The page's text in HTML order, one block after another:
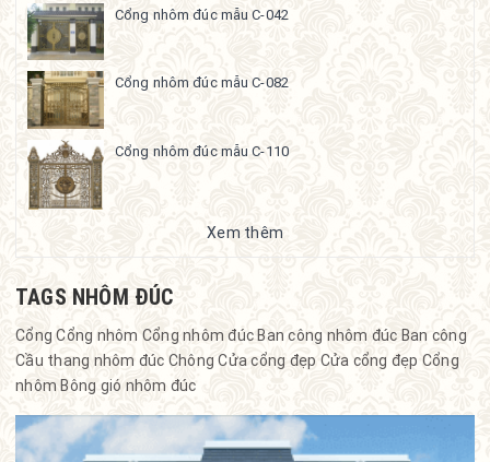
Cổng nhôm đúc mẫu C-042
Cổng nhôm đúc mẫu C-082
Cổng nhôm đúc mẫu C-110
Xem thêm
TAGS NHÔM ĐÚC
Cổng Cổng nhôm Cổng nhôm đúcBan công nhôm đúc Ban công
Cầu thang nhôm đúc Chông Cửa cổng đẹp Cửa cổng đẹp Cổng
nhôm Bông gió nhôm đúc